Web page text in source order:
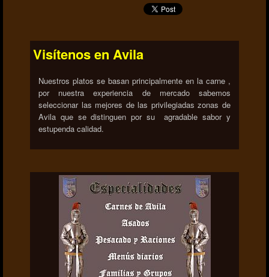
Visítenos en Avila
Nuestros platos se basan principalmente en la carne ,
por nuestra experiencia de mercado sabemos
seleccionar las mejores de las privilegiadas zonas de
Avila que se distinguen por su agradable sabor y
estupenda calidad.